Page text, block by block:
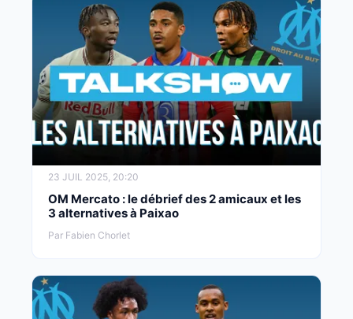
23 JUIL 2025, 20:20
OM Mercato : le débrief des 2 amicaux et les
3 alternatives à Paixao
Par Fabien Chorlet